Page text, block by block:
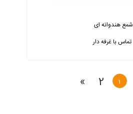
شمع هندوانه ای
تماس با غرفه دار
1
2
»